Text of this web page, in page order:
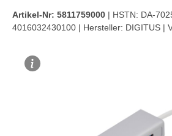
Artikel-Nr: 5811759000 | HSTN: DA-
4016032430100 | Hersteller: DIGITUS |